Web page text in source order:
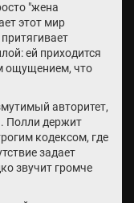
"жена
этот мир
ей приходится
ощущением, что
авторитет,
Полли держит
кодексом, где
задает
звучит громче